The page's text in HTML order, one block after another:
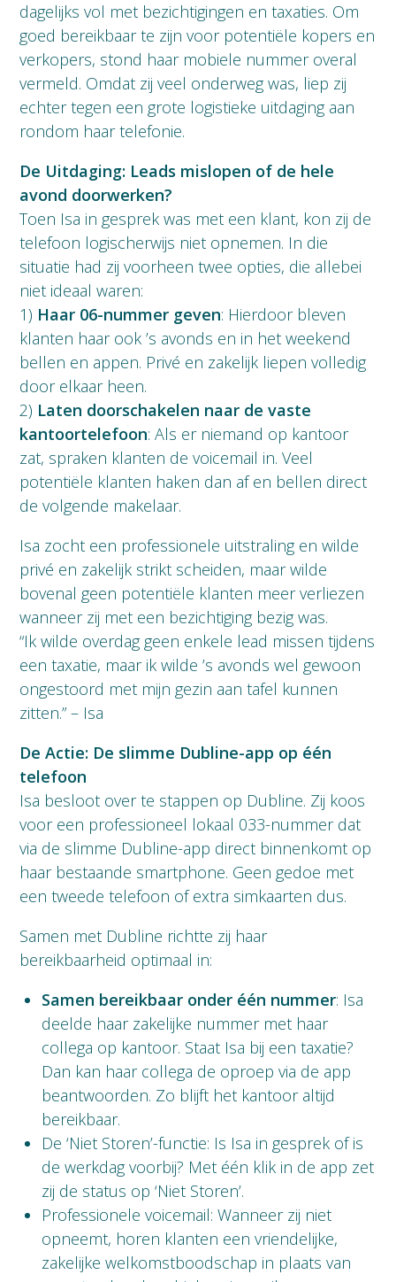
dagelijks vol met bezichtigingen en taxaties. Om
goed bereikbaar te zijn voor potentiële kopers en
verkopers, stond haar mobiele nummer overal
vermeld. Omdat zij veel onderweg was, liep zij
echter tegen een grote logistieke uitdaging aan
rondom haar telefonie.
De Uitdaging: Leads mislopen of de hele
avond doorwerken?
Toen Isa in gesprek was met een klant, kon zij de
telefoon logischerwijs niet opnemen. In die
situatie had zij voorheen twee opties, die allebei
niet ideaal waren:
1) Haar 06-nummer geven: Hierdoor bleven
klanten haar ook ’s avonds en in het weekend
bellen en appen. Privé en zakelijk liepen volledig
door elkaar heen.
2) Laten doorschakelen naar de vaste
kantoortelefoon: Als er niemand op kantoor
zat, spraken klanten de voicemail in. Veel
potentiële klanten haken dan af en bellen direct
de volgende makelaar.
Isa zocht een professionele uitstraling en wilde
privé en zakelijk strikt scheiden, maar wilde
bovenal geen potentiële klanten meer verliezen
wanneer zij met een bezichtiging bezig was.
“Ik wilde overdag geen enkele lead missen tijdens
een taxatie, maar ik wilde ’s avonds wel gewoon
ongestoord met mijn gezin aan tafel kunnen
zitten.” – Isa
De Actie: De slimme Dubline-app op één
telefoon
Isa besloot over te stappen op Dubline. Zij koos
voor een professioneel lokaal 033-nummer dat
via de slimme Dubline-app direct binnenkomt op
haar bestaande smartphone. Geen gedoe met
een tweede telefoon of extra simkaarten dus.
Samen met Dubline richtte zij haar
bereikbaarheid optimaal in:
Samen bereikbaar onder één nummer: Isa
deelde haar zakelijke nummer met haar
collega op kantoor. Staat Isa bij een taxatie?
Dan kan haar collega de oproep via de app
beantwoorden. Zo blijft het kantoor altijd
bereikbaar.
De ‘Niet Storen’-functie: Is Isa in gesprek of is
de werkdag voorbij? Met één klik in de app zet
zij de status op ‘Niet Storen’.
Professionele voicemail: Wanneer zij niet
opneemt, horen klanten een vriendelijke,
zakelijke welkomstboodschap in plaats van